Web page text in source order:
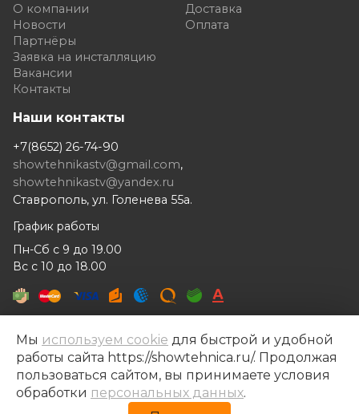
О компании
Новости
Партнёры
Заявка на инсталляцию
Вакансии
Контакты
Доставка
Оплата
Наши контакты
+7(8652) 26-74-90
showtehnikastv@gmail.com,
showtehnikastv@yandex.ru
Ставрополь, ул. Голенева 55а.
График работы
Пн-Сб с 9 до 19.00
Вс с 10 до 18.00
Шоутехника © 2014- 2026
Разработка сайта —Рекламный контент
Политика конфиденциальности
Мы используем cookie для быстрой и удобной
работы сайта https://showtehnica.ru/. Продолжая
пользоваться сайтом, вы принимаете условия
обработки персональных данных.